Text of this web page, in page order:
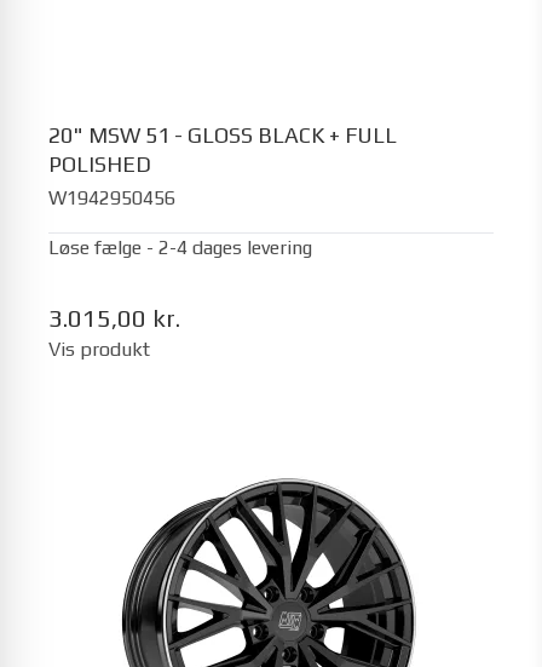
20" MSW 51 - GLOSS BLACK + FULL
POLISHED
W1942950456
Løse fælge - 2-4 dages levering
3.015,00 kr.
Vis produkt